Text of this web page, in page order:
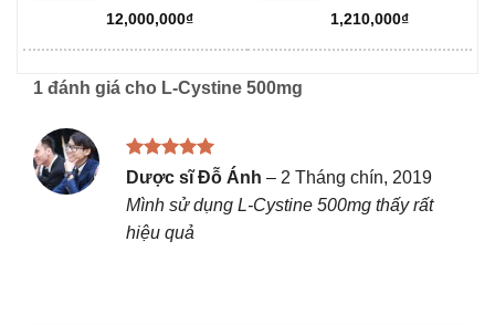
hạng5.00
5 sao
12,000,000₫
hạng5.00
5 sao
1,210,000₫
1 đánh giá cho L-Cystine 500mg
Được xếp
hạng5 5
sao
Dược sĩ Đỗ Ánh – 2 Tháng chín, 2019
Mình sử dụng L-Cystine 500mg thấy rất
hiệu quả